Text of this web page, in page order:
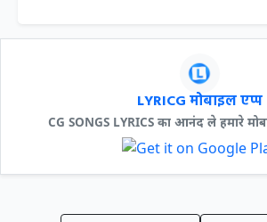
LYRICG मोबाइल एप्प
CG SONGS LYRICS का आनंद ले हमारे